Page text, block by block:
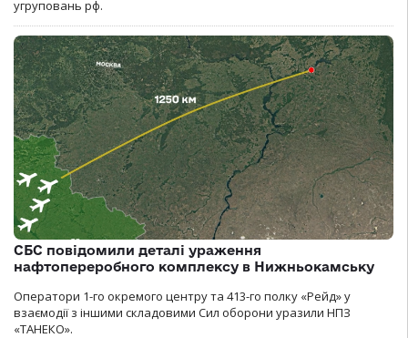
угруповань рф.
СБС повідомили деталі ураження
нафтопереробного комплексу в Нижньокамську
Оператори 1-го окремого центру та 413-го полку «Рейд» у
взаємодії з іншими складовими Сил оборони уразили НПЗ
«ТАНЕКО».